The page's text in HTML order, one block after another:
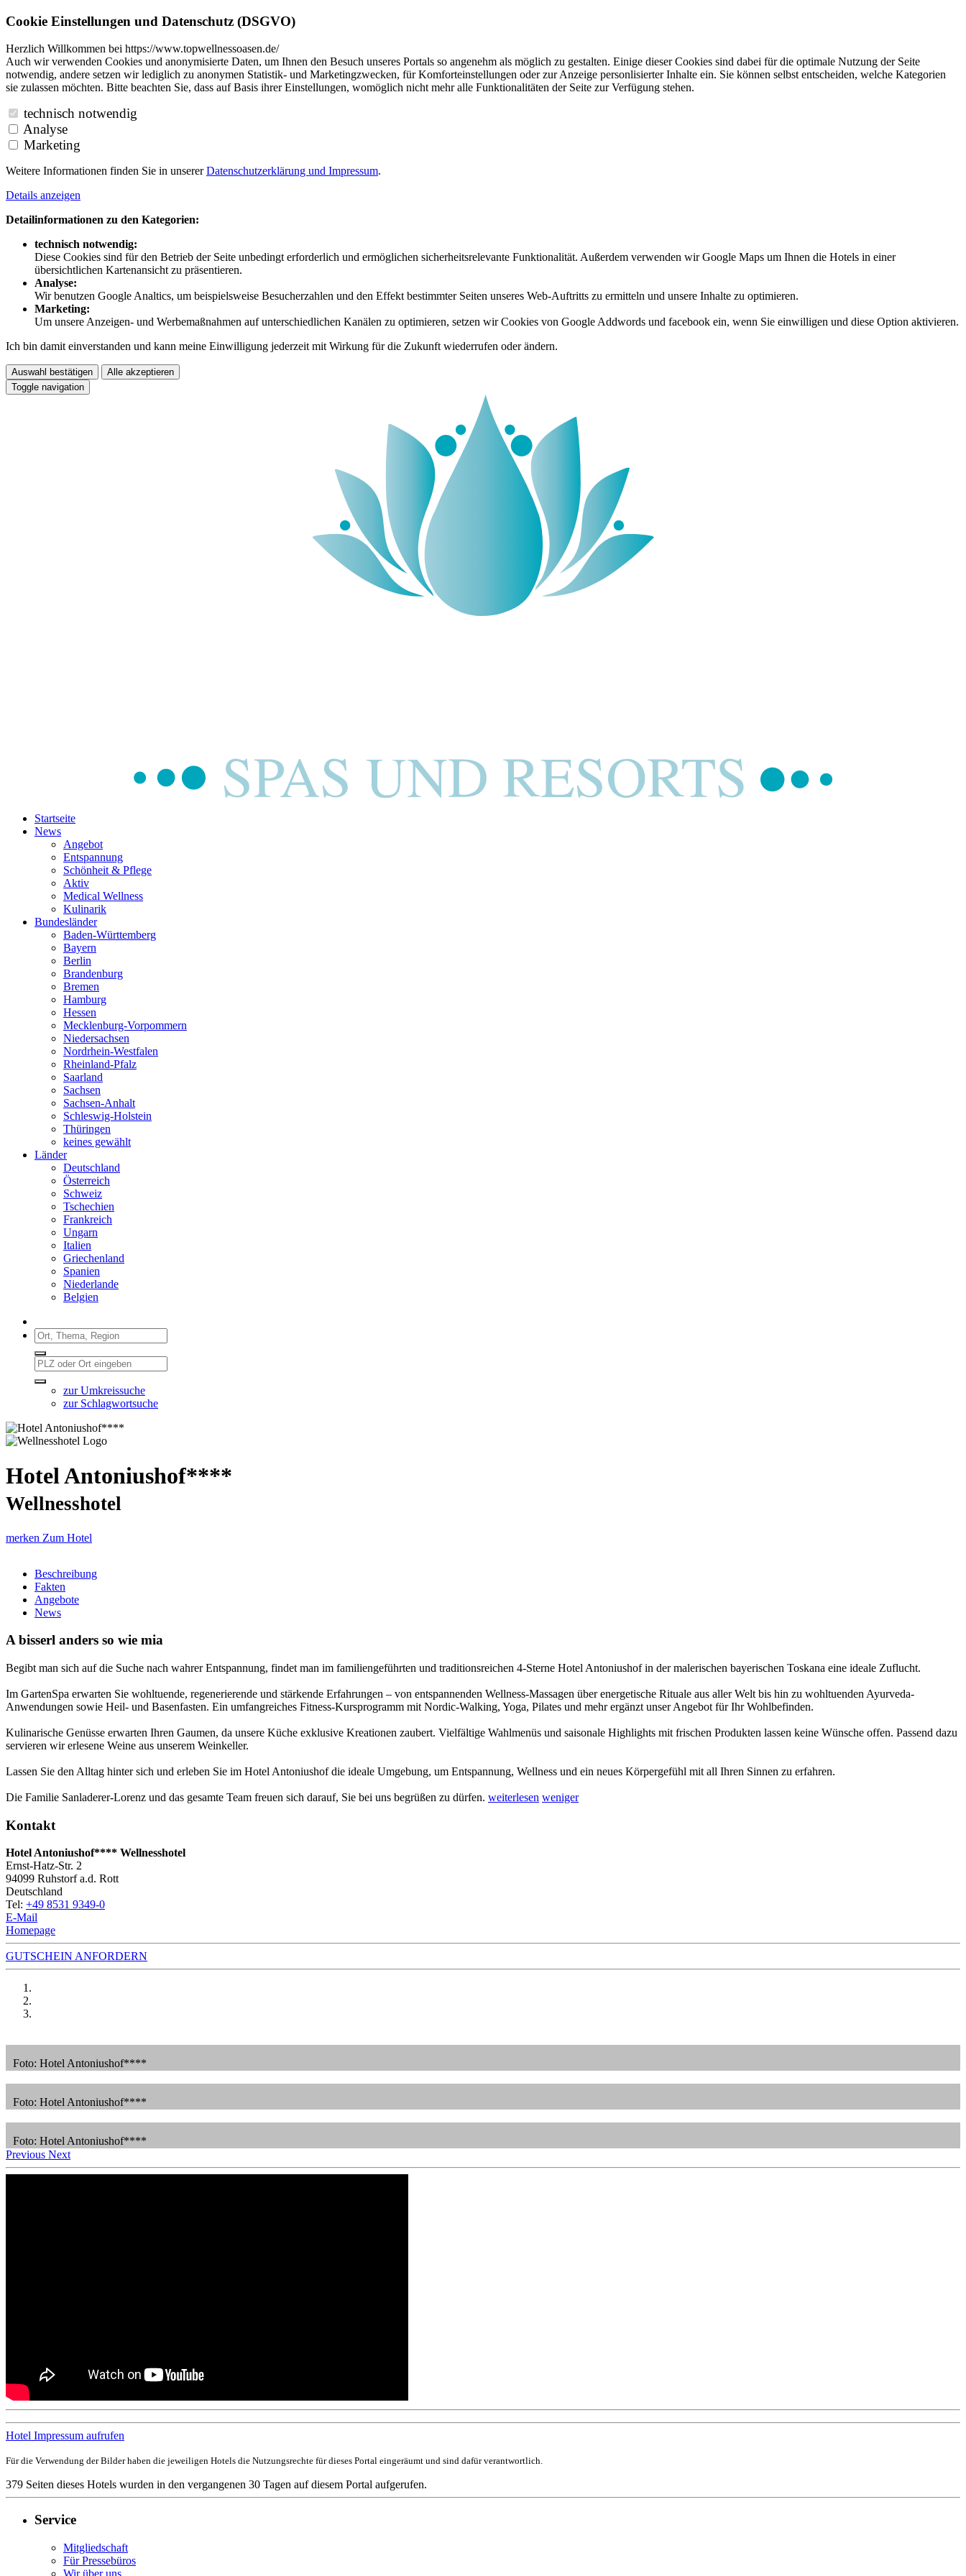
Cookie Einstellungen und Datenschutz (DSGVO)
Herzlich Willkommen bei https://www.topwellnessoasen.de/
Auch wir verwenden Cookies und anonymisierte Daten, um Ihnen den Besuch unseres Portals so angenehm als möglich zu gestalten. Einige dieser Cookies sind dabei für die optimale Nutzung der Seite
notwendig, andere setzen wir lediglich zu anonymen Statistik- und Marketingzwecken, für Komforteinstellungen oder zur Anzeige personlisierter Inhalte ein. Sie können selbst entscheiden, welche Kategorien
sie zulassen möchten. Bitte beachten Sie, dass auf Basis ihrer Einstellungen, womöglich nicht mehr alle Funktionalitäten der Seite zur Verfügung stehen.
technisch notwendig
Analyse
Marketing
Weitere Informationen finden Sie in unsererDatenschutzerklärung und Impressum.
Details anzeigen
Detailinformationen zu den Kategorien:
technisch notwendig:
Diese Cookies sind für den Betrieb der Seite unbedingt erforderlich und ermöglichen sicherheitsrelevante Funktionalität. Außerdem verwenden wir Google Maps um Ihnen die Hotels in einer
übersichtlichen Kartenansicht zu präsentieren.
Analyse:
Wir benutzen Google Analtics, um beispielsweise Besucherzahlen und den Effekt bestimmter Seiten unseres Web-Auftritts zu ermitteln und unsere Inhalte zu optimieren.
Marketing:
Um unsere Anzeigen- und Werbemaßnahmen auf unterschiedlichen Kanälen zu optimieren, setzen wir Cookies von Google Addwords und facebook ein, wenn Sie einwilligen und diese Option aktivieren.
Ich bin damit einverstanden und kann meine Einwilligung jederzeit mit Wirkung für die Zukunft wiederrufen oder ändern.
Auswahl bestätigen
Alle akzeptieren
Toggle navigation
Startseite
News
Angebot
Entspannung
Schönheit & Pflege
Aktiv
Medical Wellness
Kulinarik
Bundesländer
Baden-Württemberg
Bayern
Berlin
Brandenburg
Bremen
Hamburg
Hessen
Mecklenburg-Vorpommern
Niedersachsen
Nordrhein-Westfalen
Rheinland-Pfalz
Saarland
Sachsen
Sachsen-Anhalt
Schleswig-Holstein
Thüringen
keines gewählt
Länder
Deutschland
Österreich
Schweiz
Tschechien
Frankreich
Ungarn
Italien
Griechenland
Spanien
Niederlande
Belgien
zur Umkreissuche
zur Schlagwortsuche
Hotel Antoniushof****
Wellnesshotel
merken Zum Hotel
Beschreibung
Fakten
Angebote
News
A bisserl anders so wie mia
Begibt man sich auf die Suche nach wahrer Entspannung, findet man im familiengeführten und traditionsreichen 4-Sterne Hotel Antoniushof in der malerischen bayerischen Toskana eine ideale Zuflucht.
Im GartenSpa erwarten Sie wohltuende, regenerierende und stärkende Erfahrungen – von entspannenden Wellness-Massagen über energetische Rituale aus aller Welt bis hin zu wohltuenden Ayurveda-
Anwendungen sowie Heil- und Basenfasten. Ein umfangreiches Fitness-Kursprogramm mit Nordic-Walking, Yoga, Pilates und mehr ergänzt unser Angebot für Ihr Wohlbefinden.
Kulinarische Genüsse erwarten Ihren Gaumen, da unsere Küche exklusive Kreationen zaubert. Vielfältige Wahlmenüs und saisonale Highlights mit frischen Produkten lassen keine Wünsche offen. Passend dazu
servieren wir erlesene Weine aus unserem Weinkeller.
Lassen Sie den Alltag hinter sich und erleben Sie im Hotel Antoniushof die ideale Umgebung, um Entspannung, Wellness und ein neues Körpergefühl mit all Ihren Sinnen zu erfahren.
Die Familie Sanladerer-Lorenz und das gesamte Team freuen sich darauf, Sie bei uns begrüßen zu dürfen. weiterlesen weniger
Kontakt
Hotel Antoniushof**** Wellnesshotel
Ernst-Hatz-Str. 2
94099 Ruhstorf a.d. Rott
Deutschland
Tel: +49 8531 9349-0
E-Mail
Homepage
GUTSCHEIN ANFORDERN
Foto: Hotel Antoniushof****
Foto: Hotel Antoniushof****
Foto: Hotel Antoniushof****
Previous Next
Hotel Impressum aufrufen
Für die Verwendung der Bilder haben die jeweiligen Hotels die Nutzungsrechte für dieses Portal eingeräumt und sind dafür verantwortlich.
379 Seiten dieses Hotels wurden in den vergangenen 30 Tagen auf diesem Portal aufgerufen.
Service
Mitgliedschaft
Für Pressebüros
Wir über uns